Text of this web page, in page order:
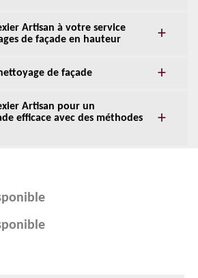
Artisan à votre service
de façade en hauteur
de façade
Artisan pour un
efficace avec des méthodes